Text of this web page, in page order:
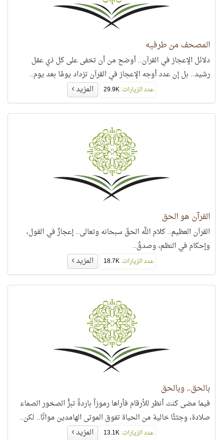
المصحف من طرفيه
دلائل الإعجاز في القرآن.. أوضح من أن تخفى على كل ذي عقل
رشيد.. بل إن عدد أوجه الإعجاز في القرآن تزداد يومًا بعد يوم..
عدد الزيارات:29.9K المزيد
القرآن هو الحق
القرآن العظيم.. كلام اللَّه الحقّ سبحانه وتعالى.. إعجازٌ في القول،
وإحكام في النظم، وصدقٌ..
عدد الزيارات:18.7K المزيد
بالحق.. وبالحق
فيما مضى كنت أنظر للأرقام فأراها رموزاً باردةً تبزُّ الصخور الصماء
صلادة، وجثثًا خالية من الحياة تفوق الموتى الهامدين مواتًا.. لكن..
عدد الزيارات:13.1K المزيد